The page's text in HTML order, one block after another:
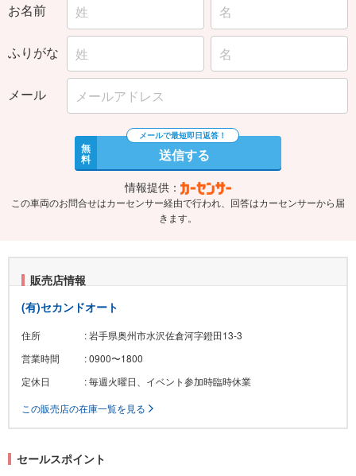
お名前
ふりがな
メール
無
料 送信する
情報提供：
この車両のお問合せはカーセンサー経由で行われ、回答はカーセンサーから届
きます。
販売店情報
(有)セカンドオート
住所
: 岩手県奥州市水沢佐倉河字鐙田13-3
営業時間
: 0900〜1800
定休日
: 毎週火曜日、イベント参加時臨時休業
この販売店の在庫一覧を見る
セールスポイント